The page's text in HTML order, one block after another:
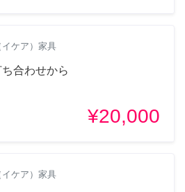
ケア）家具
合わせから
¥20,000
ケア）家具